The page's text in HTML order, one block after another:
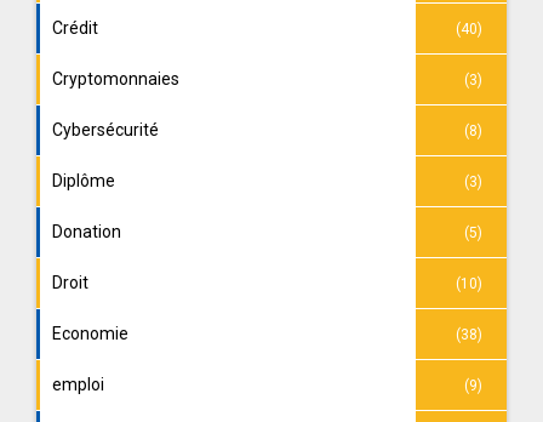
Crédit (40)
Cryptomonnaies (3)
Cybersécurité (8)
Diplôme (3)
Donation (5)
Droit (10)
Economie (38)
emploi (9)